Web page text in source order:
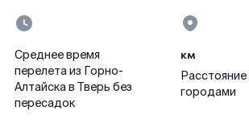
Среднее время
перелета из Горно-
Алтайска в Тверь без
пересадок
км
городами